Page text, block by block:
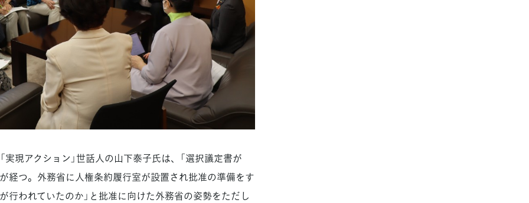
現アクション」世話人の山下泰子氏は、「選択議定書が
経つ。外務省に人権条約履行室が設置され批准の準備をす
行われていたのか」と批准に向けた外務省の姿勢をただし